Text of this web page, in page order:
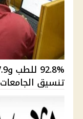
تنسيق الجامعات 2026 وأماكن المرحلة ...